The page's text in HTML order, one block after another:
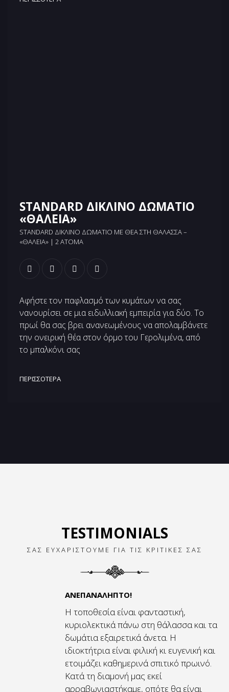
STANDARD ΔΙΚΛΙΝΟ ΔΩΜΑΤΙΟ
«ΘΑΛΕΙΑ»
STANDARD ΔΊΚΛΙΝΟ ΔΩΜΆΤΙΟ ΜΕ ΘΕΆ ΣΤΗ ΘΆΛΑΣΣΑ –
«ΘΆΛΕΙΑ» | 2 ΆΤΟΜΑ
Αφήστε τον παφλασμό των κυμάτων να σας
νανουρίσει σε μια ειδυλλιακή εμπειρία για δύο. Το
πρωί θα σας βρει ανανεωμένους να απολαμβάνετε
την ονειρική θέα στον όρμο του Γερολιμένα, από
το μπαλκόνι σας
ΠΕΡΙΣΣΌΤΕΡΑ
TESTIMONIALS
ΣΑΣ ΕΥΧΑΡΙΣΤΟΥΜΕ ΓΙΑ ΤΙΣ ΚΡΙΤΙΚΕΣ ΣΑΣ
ΑΝΕΠΑΝΆΛΗΠΤΟ!
Η τοποθεσία είναι φανταστική,
κυριολεκτικά πάνω στη θάλασσα και τα
δωμάτια εξαιρετικά άνετα. Η
ιδιοκτήτρια είναι φιλική κι ευγενική και
ετοιμάζει καθημερινά σπιτικό πρωινό.
Κατά τη διαμονή μας εκεί
αρραβωνιαστήκαμε, οπότε θα είναι